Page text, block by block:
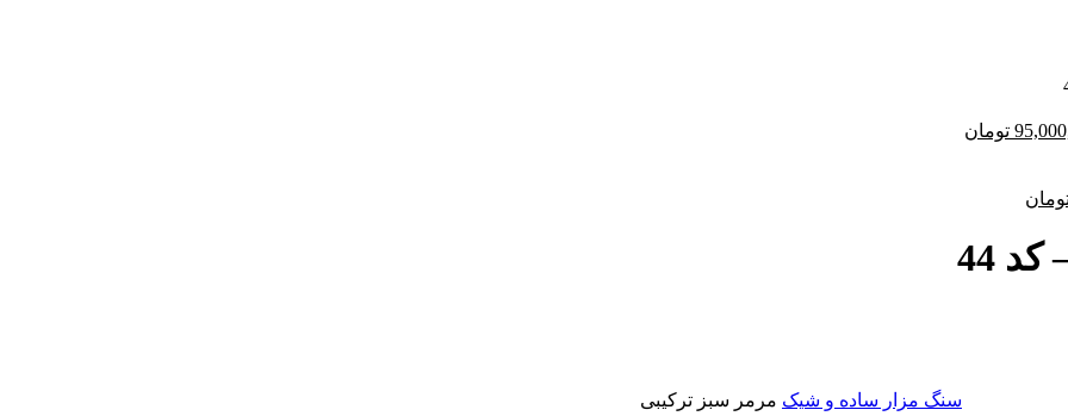
تومان
65,000,000 تومان 47,500,000 تومان.44
سنگ مزار ساده و شیک مرمر سبز ترکیبی